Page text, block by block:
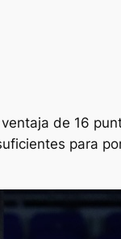
de 16
para